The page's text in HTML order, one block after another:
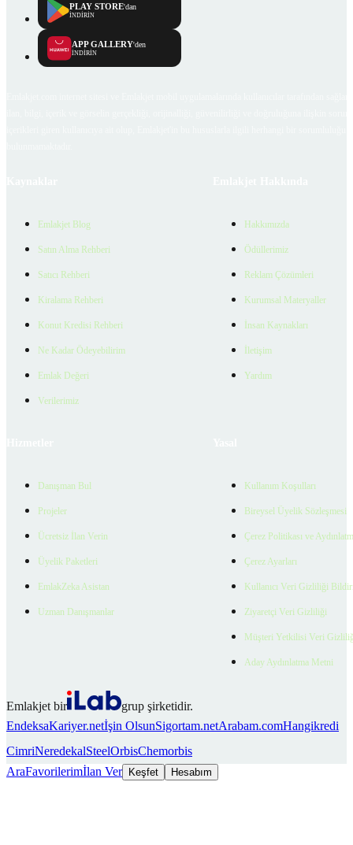
PLAY STORE'dan
İNDİRİN
APP GALLERY'den
İNDİRİN
Emlakjet Blog
Satın Alma Rehberi
Satıcı Rehberi
Kiralama Rehberi
Konut Kredisi Rehberi
Ne Kadar Ödeyebilirim
Emlak Değeri
Verilerimiz
Hakkımızda
Ödüllerimiz
Reklam Çözümleri
Kurumsal Materyaller
İnsan Kaynakları
İletişim
Yardım
Danışman Bul
Projeler
Ücretsiz İlan Verin
Üyelik Paketleri
EmlakZeka Asistan
Uzman Danışmanlar
Kullanım Koşulları
Bireysel Üyelik Sözleşmesi
Çerez Politikası ve
Çerez Ayarları
Kullanıcı Veri Gizliliği
Ziyaretçi Veri Gizliliği
Müşteri Yetkilisi Veri
Aday Aydınlatma Metni
Emlakjet bir
grup şirketidir.
EndeksaKariyer.netİşin OlsunSigortam.netArabam.comHangikredi
CimriNeredekalSteelOrbisChemorbis
AraFavorilerimİlan Ver Keşfet Hesabım